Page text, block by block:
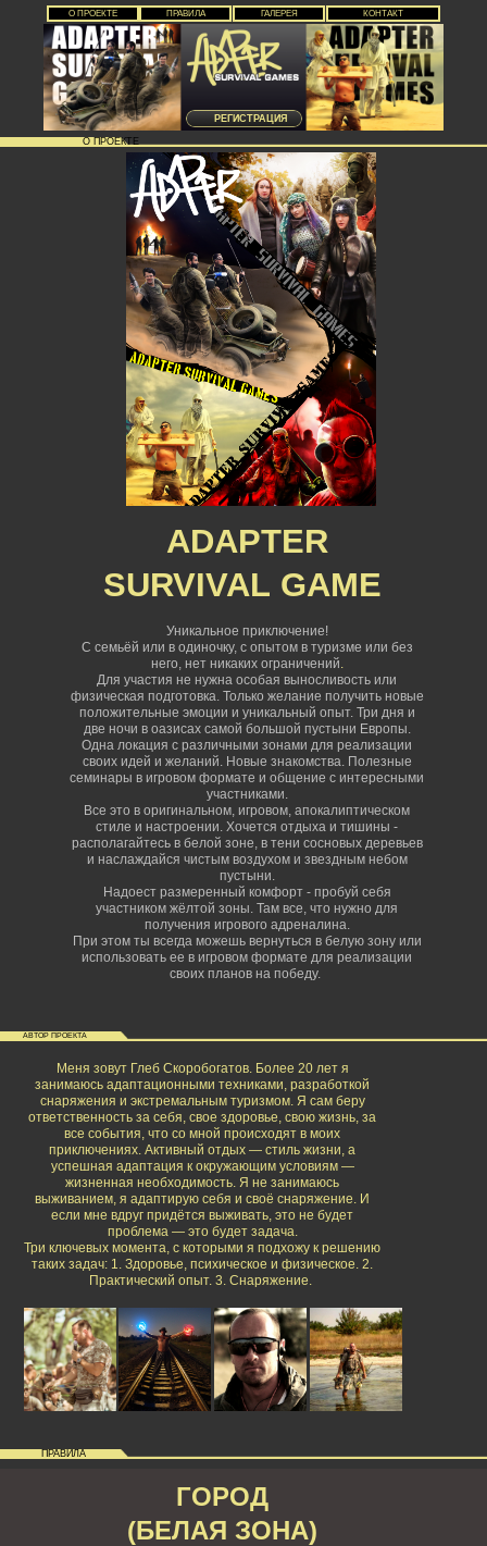
О ПРОЕКТЕ ПРАВИЛА ГАЛЕРЕЯ КОНТАКТ
РЕГИСТРАЦИЯ
О ПРОЕКТЕ
ADAPTER
SURVIVAL GAME
Уникальное приключение!
С семьёй или в одиночку, с опытом в туризме или без
него, нет никаких ограничений.
Для участия не нужна особая выносливость или
физическая подготовка. Только желание получить новые
положительные эмоции и уникальный опыт. Три дня и
две ночи в оазисах самой большой пустыни Европы.
Одна локация с различными зонами для реализации
своих идей и желаний. Новые знакомства. Полезные
семинары в игровом формате и общение с интересными
участниками.
Все это в оригинальном, игровом, апокалиптическом
стиле и настроении. Хочется отдыха и тишины -
располагайтесь в белой зоне, в тени сосновых деревьев
и наслаждайся чистым воздухом и звездным небом
пустыни.
Надоест размеренный комфорт - пробуй себя
участником жёлтой зоны. Там все, что нужно для
получения игрового адреналина.
При этом ты всегда можешь вернуться в белую зону или
использовать ее в игровом формате для реализации
своих планов на победу.
АВТОР ПРОЕКТА
Меня зовут Глеб Скоробогатов. Более 20 лет я
занимаюсь адаптационными техниками, разработкой
снаряжения и экстремальным туризмом. Я сам беру
ответственность за себя, свое здоровье, свою жизнь, за
все события, что со мной происходят в моих
приключениях. Активный отдых — стиль жизни, а
успешная адаптация к окружающим условиям —
жизненная необходимость. Я не занимаюсь
выживанием, я адаптирую себя и своё снаряжение. И
если мне вдруг придётся выживать, это не будет
проблема — это будет задача.
Три ключевых момента, с которыми я подхожу к решению
таких задач: 1. Здоровье, психическое и физическое. 2.
Практический опыт. 3. Снаряжение.
ПРАВИЛА
ГОРОД
(БЕЛАЯ ЗОНА)